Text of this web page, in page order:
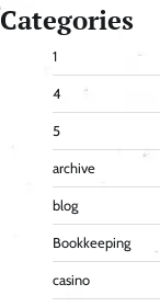
Categories
1
4
5
archive
blog
Bookkeeping
casino